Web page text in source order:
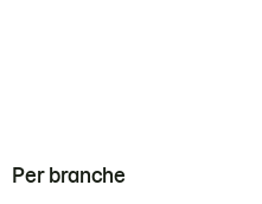
Per branche